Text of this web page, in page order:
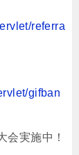
referra
gifban
会実施中！